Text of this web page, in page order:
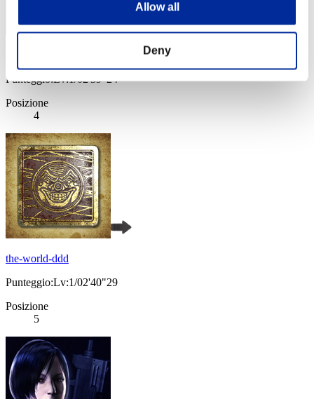
Allow all
Deny
Punteggio:Lv:1/02'39"24
Posizione
4
the-world-ddd
Punteggio:Lv:1/02'40"29
Posizione
5